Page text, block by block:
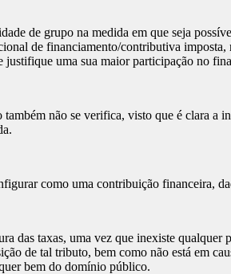
de grupo na medida em que seja
de financiamento/contributiva
justifique uma sua maior participação no
não se verifica, visto que é clara a
como uma contribuição financeira,
das taxas, uma vez que inexiste
de tal tributo, bem como não está em
bem do domínio público.